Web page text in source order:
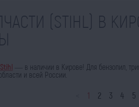
(STIHL) В
— в наличии в Кирове! Для бензопил,
и всей России.
1 2 3 4 5